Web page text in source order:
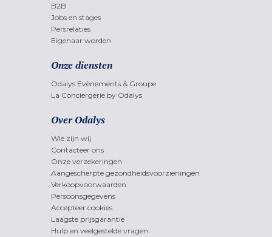
B2B
Jobs en stages
Persrelaties
Eigenaar worden
Onze diensten
Odalys Evènements & Groupe
La Conciergerie by Odalys
Over Odalys
Wie zijn wij
Contacteer ons
Onze verzekeringen
Aangescherpte gezondheidsvoorzieningen
Verkoopvoorwaarden
Persoonsgegevens
Accepteer cookies
Laagste prijsgarantie
Hulp en veelgestelde vragen